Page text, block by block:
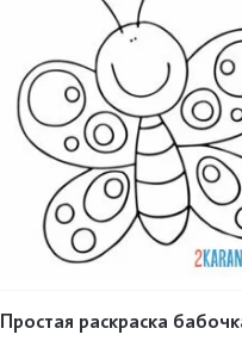
Простая раскраска